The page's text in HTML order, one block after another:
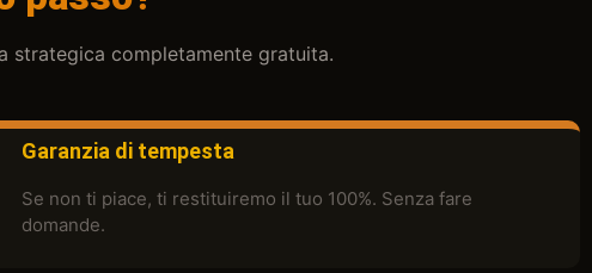
strategica completamente gratuita.
Garanzia di tempesta
Se non ti piace, ti restituiremo il tuo 100%. Senza fare
domande.